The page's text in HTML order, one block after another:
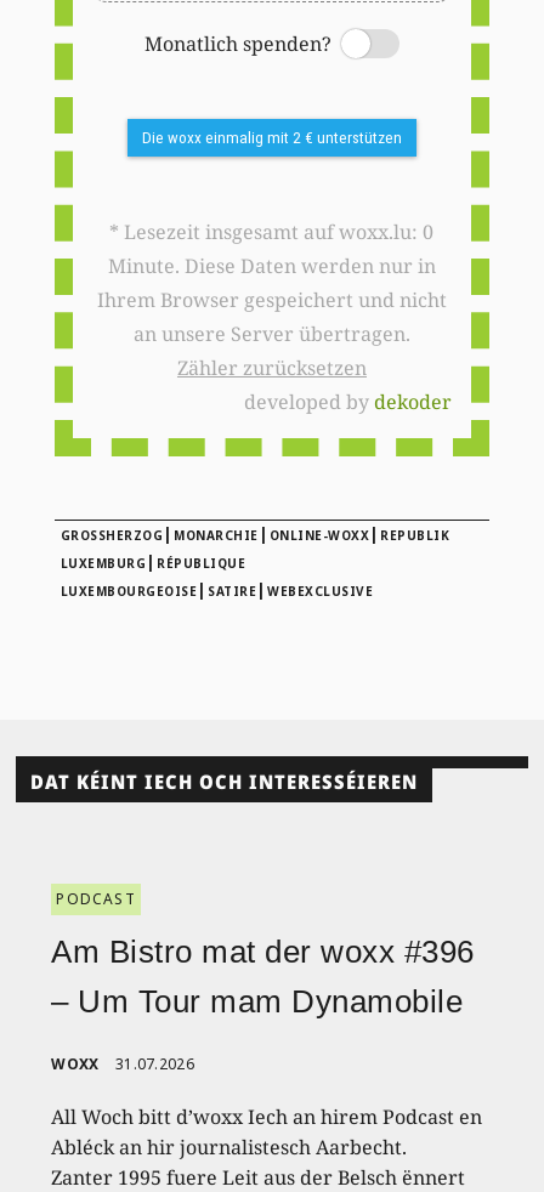
Monatlich spenden?
Switch
Die woxx einmalig mit 2 € unterstützen
* Lesezeit insgesamt auf woxx.lu: 0
Minute. Diese Daten werden nur in
Ihrem Browser gespeichert und nicht
an unsere Server übertragen.
Zähler zurücksetzen
developed bydekoder
GROSSHERZOG | MONARCHIE | ONLINE-WOXX | REPUBLIK
LUXEMBURG | RÉPUBLIQUE
LUXEMBOURGEOISE | SATIRE |WEBEXCLUSIVE
DAT KÉINT IECH OCH INTERESSÉIEREN
PODCAST
Am Bistro mat der woxx #396
– Um Tour mam Dynamobile
WOXX 31.07.2026
All Woch bitt d’woxx Iech an hirem Podcast en
Abléck an hir journalistesch Aarbecht.
Zanter 1995 fuere Leit aus der Belsch ënnert